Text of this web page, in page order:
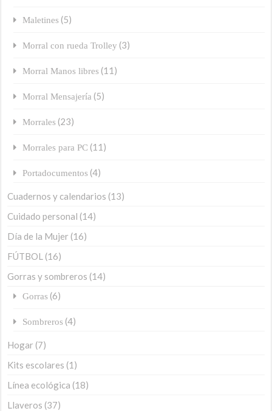
Maletines (5)
Morral con rueda Trolley (3)
Morral Manos libres (11)
Morral Mensajería (5)
Morrales (23)
Morrales para PC (11)
Portadocumentos (4)
Cuadernos y calendarios (13)
Cuidado personal (14)
Día de la Mujer (16)
FÚTBOL (16)
Gorras y sombreros (14)
Gorras (6)
Sombreros (4)
Hogar (7)
Kits escolares (1)
Línea ecológica (18)
Llaveros (37)